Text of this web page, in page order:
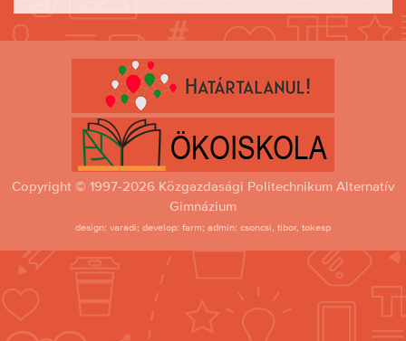
Copyright © 1997-2026 Közgazdasági Politechnikum Alternatív
Gimnázium
design: varadi; develop: farm; admin: csoncsi, tibor, tokesp